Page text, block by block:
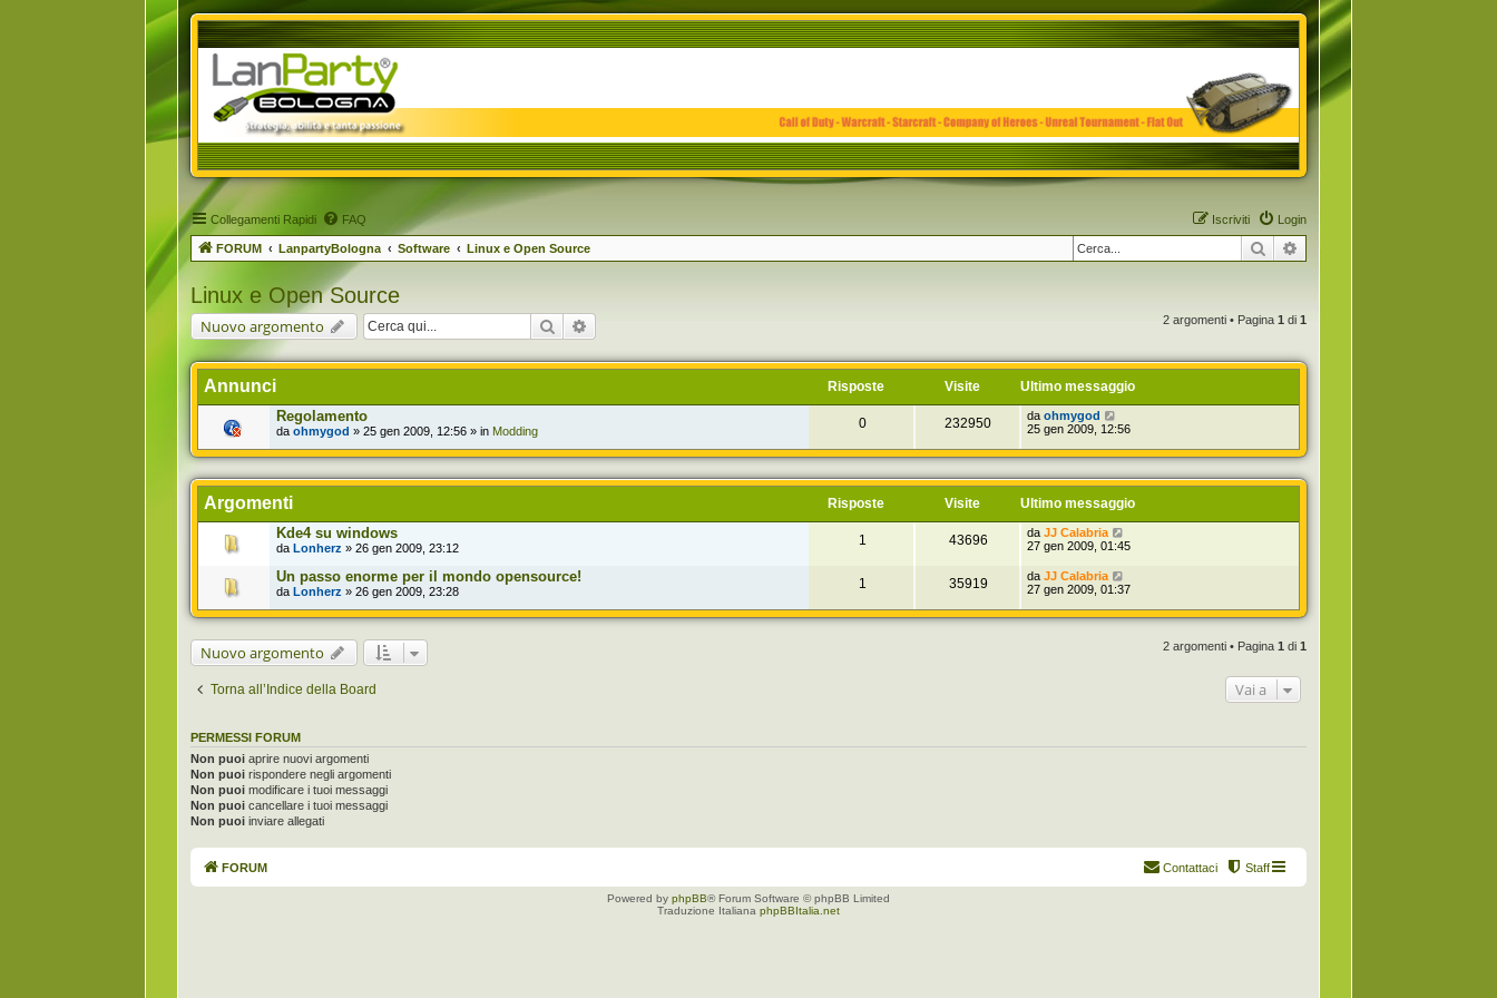
Collegamenti Rapidi FAQ Login
Iscriviti
FORUM LanpartyBologna Software Linux e Open Source Cerca
Linux e Open Source
Nuovo argomento Cerca 2 argomenti • Pagina 1 di 1
Annunci Risposte Visite Ultimo messaggio
Regolamento
da ohmygod » 25 gen 2009, 12:56 » in Modding 0 232950 da ohmygod
25 gen 2009, 12:56
Argomenti Risposte Visite Ultimo messaggio
Kde4 su windows
da Lonherz » 26 gen 2009, 23:12 1 43696 da JJ Calabria
27 gen 2009, 01:45
Un passo enorme per il mondo opensource!
da Lonherz » 26 gen 2009, 23:28 1 35919 da JJ Calabria
27 gen 2009, 01:37
Nuovo argomento 2 argomenti • Pagina 1 di 1
Torna all’Indice della Board Vai a
PERMESSI FORUM
Non puoi aprire nuovi argomenti
Non puoi rispondere negli argomenti
Non puoi modificare i tuoi messaggi
Non puoi cancellare i tuoi messaggi
Non puoi inviare allegati
FORUM Staff
Contattaci
Powered by phpBB® Forum Software © phpBB Limited
Traduzione Italiana phpBBItalia.net